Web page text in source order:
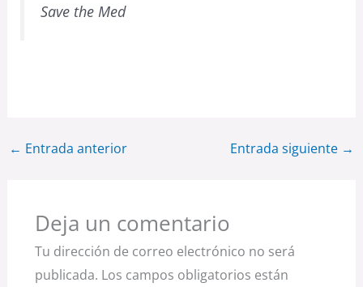
Save the Med
← Entrada anterior Entrada siguiente →
Deja un comentario
Tu dirección de correo electrónico no será
publicada. Los campos obligatorios están